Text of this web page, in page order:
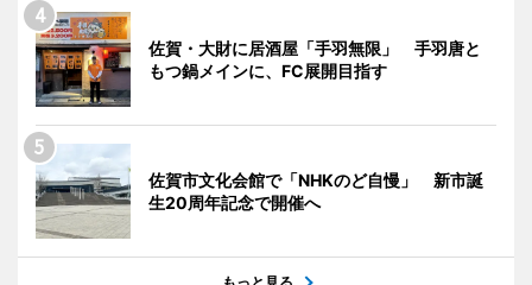
佐賀・大財に居酒屋「手羽無限」 手羽唐と
もつ鍋メインに、FC展開目指す
佐賀市文化会館で「NHKのど自慢」 新市誕
生20周年記念で開催へ